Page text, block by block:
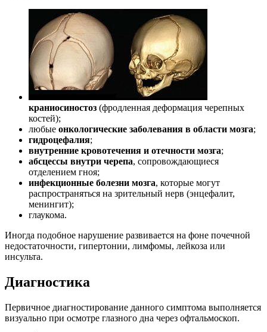
краниосиностоз (фродленная деформация черепных
костей);
любые онкологические заболевания в области мозга;
гидроцефалия;
внутренние кровотечения и отечности мозга;
абсцессы внутри черепа, сопровождающиеся
отделением гноя;
инфекционные болезни мозга, которые могут
распространяться на зрительный нерв (энцефалит,
менингит);
глаукома.
Иногда подобное нарушение развивается на фоне почечной
недостаточности, гипертонии, лимфомы, лейкоза или
инсульта.
Диагностика
Первичное диагностирование данного симптома выполняется
визуально при осмотре глазного дна через офтальмоскоп.